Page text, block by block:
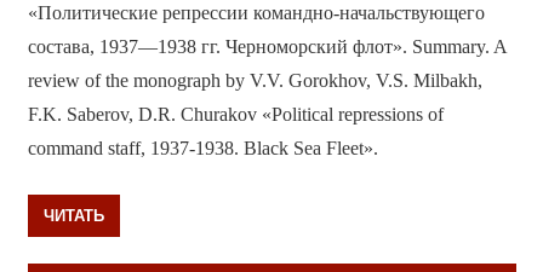
«Политические репрессии командно-начальствующего
состава, 1937—1938 гг. Черноморский флот». Summary. A
review of the monograph by V.V. Gorokhov, V.S. Milbakh,
F.K. Saberov, D.R. Churakov «Political repressions of
command staff, 1937-1938. Black Sea Fleet».
ЧИТАТЬ